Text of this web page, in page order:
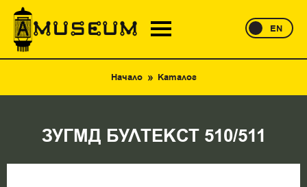
EN
Начало Каталог
ЗУГМД БУЛТЕКСТ 510/511